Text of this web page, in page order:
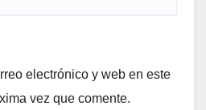
electrónico y web en este
vez que comente.